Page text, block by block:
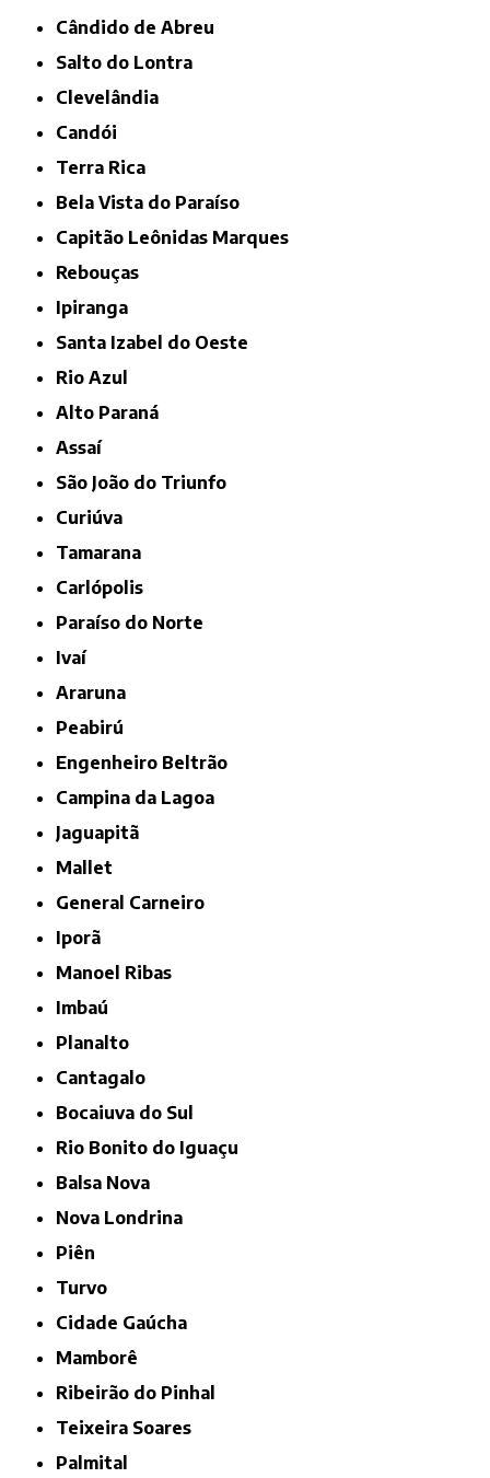
Cândido de Abreu
Salto do Lontra
Clevelândia
Candói
Terra Rica
Bela Vista do Paraíso
Capitão Leônidas Marques
Rebouças
Ipiranga
Santa Izabel do Oeste
Rio Azul
Alto Paraná
Assaí
São João do Triunfo
Curiúva
Tamarana
Carlópolis
Paraíso do Norte
Ivaí
Araruna
Peabirú
Engenheiro Beltrão
Campina da Lagoa
Jaguapitã
Mallet
General Carneiro
Iporã
Manoel Ribas
Imbaú
Planalto
Cantagalo
Bocaiuva do Sul
Rio Bonito do Iguaçu
Balsa Nova
Nova Londrina
Piên
Turvo
Cidade Gaúcha
Mamborê
Ribeirão do Pinhal
Teixeira Soares
Palmital